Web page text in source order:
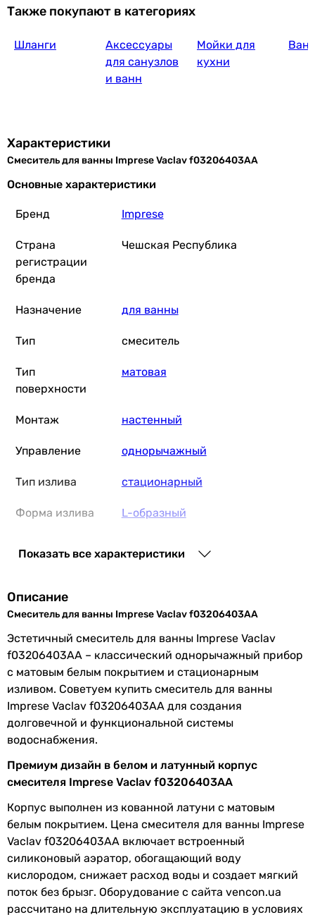
стационарный
Форма излива
Оснащение
аэратор
Особенности смесителя
картриджный смеситель, керамический картридж
керамический картридж, картриджный смеситель
Подключение
к водопроводу
к водопроводу
Размер картриджа смесителя
35 мм
Материал
пластик
Производство
Китай
1/2 ″
1/2 ″
Коллекции
Vaclav
Wawel
Комплектация изделия
гарантийный талон, крепеж, смеситель, эксцентрики
смеситель, крепления, лейка, шланг
Режимы струи ручного душа
1 шт
Физические характеристики
Цвет
белый
белый
Также покупают в категориях
Шланги
Аксессуары
для санузлов
и ванн
Мойки для
кухни
Характеристики
Смеситель для ванны Imprese Vaclav f03206403AA
Основные характеристики
Бренд Imprese
Страна
регистрации
бренда
Чешская Республика
Назначение для ванны
Тип смеситель
Тип
поверхности
матовая
Монтаж настенный
Управление однорычажный
Тип излива стационарный
Форма излива L-образный
ванна/душ
Оснащение
душа)
Особенности
смесителя
картриджный смеситель,
керамический картридж
Подключение к водопроводу
Размер
картриджа
35 мм
Материал латунь
Производство Чешская Республика
Диаметр
подключения
1/2 ″
Коллекции Vaclav
Показать все характеристики
Описание
Смеситель для ванны Imprese Vaclav f03206403AA
Эстетичный смеситель для ванны Imprese Vaclav
f03206403AA – классический однорычажный прибор
с матовым белым покрытием и стационарным
изливом. Советуем купить смеситель для ванны
Imprese Vaclav f03206403AA для создания
долговечной и функциональной системы
водоснабжения.
Премиум дизайн в белом и латунный корпус
смесителя Imprese Vaclav f03206403AA
Корпус выполнен из кованной латуни с матовым
белым покрытием. Цена смесителя для ванны Imprese
Vaclav f03206403AA включает встроенный
силиконовый аэратор, обогащающий воду
кислородом, снижает расход воды и создает мягкий
поток без брызг. Оборудование с сайта vencon.ua
рассчитано на длительную эксплуатацию в условиях